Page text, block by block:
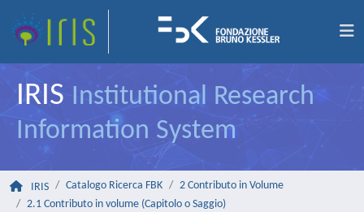
IRIS Institutional Research
Information System
IRIS Catalogo Ricerca FBK
2 Contributo in Volume
2.1 Contributo in volume (Capitolo o Saggio)